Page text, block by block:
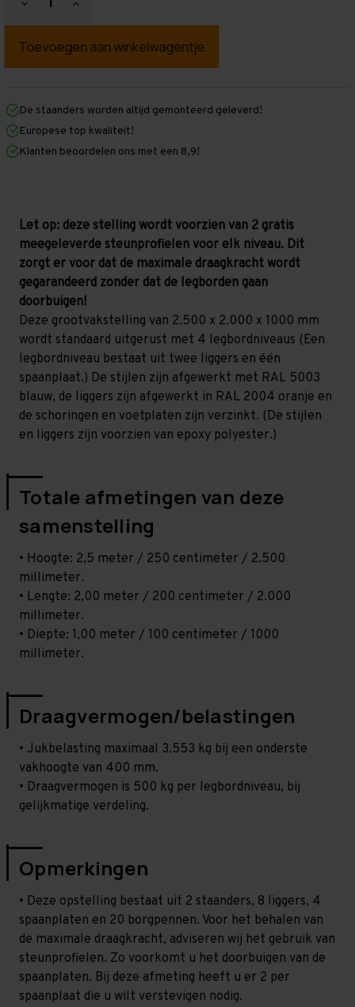
Hoeveelheid
verlagen
Grootvakstelling
mm
mm
x
1.000
mm
1.850
mm)
Hoeveelheid
verhogen
Grootvakstelling
mm
mm
1.000
mm
1.850
mm)
De staanders worden altijd gemonteerd geleverd!
Europese top kwaliteit!
Klanten beoordelen ons met een 8,9!
Let op: deze stelling wordt voorzien van 2 gratis
meegeleverde steunprofielen voor elk niveau. Dit
zorgt er voor dat de maximale draagkracht wordt
gegarandeerd zonder dat de legborden gaan
doorbuigen!
Deze grootvakstelling van 2.500 x 2.000 x 1000 mm
wordt standaard uitgerust met 4 legbordniveaus (Een
legbordniveau bestaat uit twee liggers en één
spaanplaat.) De stijlen zijn afgewerkt met RAL 5003
blauw, de liggers zijn afgewerkt in RAL 2004 oranje en
de schoringen en voetplaten zijn verzinkt. (De stijlen
en liggers zijn voorzien van epoxy polyester.)
Totale afmetingen van deze
samenstelling
• Hoogte: 2,5 meter / 250 centimeter / 2.500
millimeter.
• Lengte: 2,00 meter / 200 centimeter / 2.000
millimeter.
• Diepte: 1,00 meter / 100 centimeter / 1000
millimeter.
Draagvermogen/belastingen
• Jukbelasting maximaal 3.553 kg bij een onderste
vakhoogte van 400 mm.
• Draagvermogen is 500 kg per legbordniveau, bij
gelijkmatige verdeling.
Opmerkingen
• Deze opstelling bestaat uit 2 staanders, 8 liggers, 4
spaanplaten en 20 borgpennen. Voor het behalen van
de maximale draagkracht, adviseren wij het gebruik van
steunprofielen. Zo voorkomt u het doorbuigen van de
spaanplaten. Bij deze afmeting heeft u er 2 per
spaanplaat die u wilt verstevigen nodig.